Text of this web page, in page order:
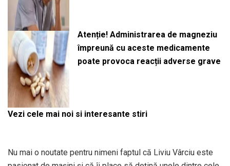
Atenție! Administrarea de magneziu
împreună cu aceste medicamente
poate provoca reacții adverse grave
Vezi cele mai noi si interesante stiri
Nu mai o noutate pentru nimeni faptul că Liviu Vârciu este